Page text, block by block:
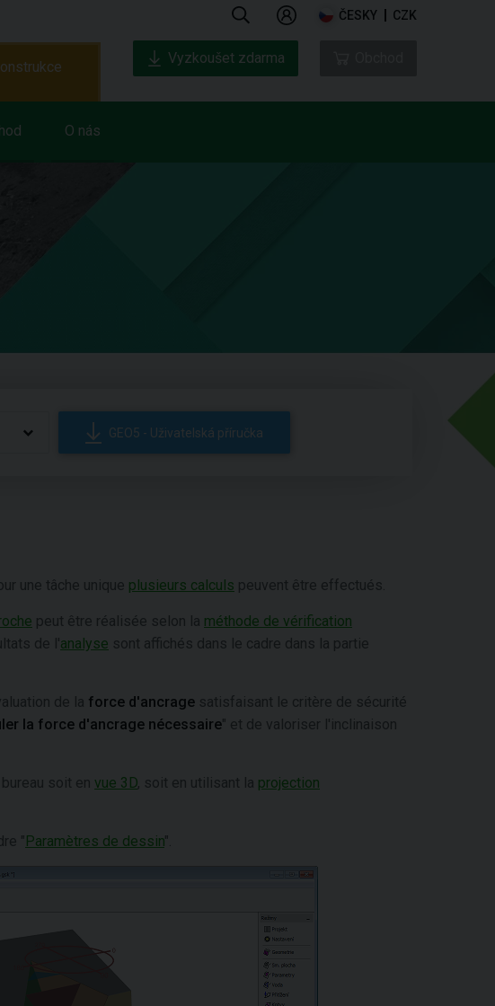
ČESKY CZK
O nás
Vyzkoušet zdarma
GEO5 - Uživatelská příručka
une tâche unique plusieurs calculs peuvent être effectués.
peut être réalisée selon la méthode de vérification
de l'analyse sont affichés dans le cadre dans la partie
de la force d'ancrage satisfaisant le critère de sécurité
la force d'ancrage nécessaire" et de valoriser l'inclinaison
soit en vue 3D, soit en utilisant la projection
"Paramètres de dessin".